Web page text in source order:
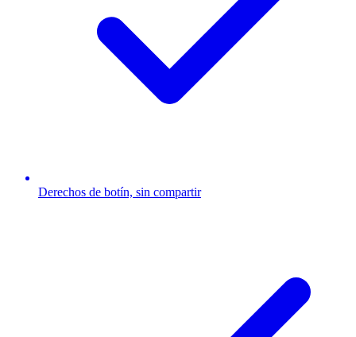
Derechos de botín, sin compartir